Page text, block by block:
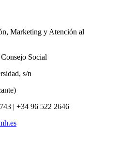
Marketing y Atención al
Social
s/n
| +34 96 522 2646